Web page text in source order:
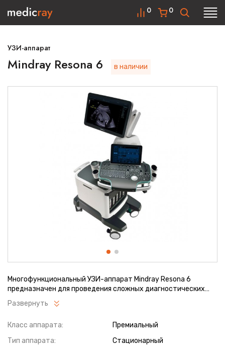
0
0
УЗИ-аппарат
Mindray Resona 6 в наличии
Многофункциональный УЗИ-аппарат Mindray Resona 6
предназначен для проведения сложных диагностических
исследований любых органов. Устройство оснащено
специальными датчиками, позволяющими проводить
и абдоминальные исследования, педиатрия, исследования
органов брюшной полости и малого таза, а также в области
акушерства и гинекологии.
Развернуть
Класс аппарата:
Премиальный
Тип аппарата:
Стационарный